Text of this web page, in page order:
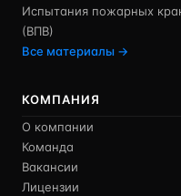
Испытания пожарных
(ВПВ)
Все материалы →
КОМПАНИЯ
О компании
Команда
Вакансии
Лицензии